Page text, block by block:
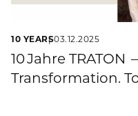
10 YEARS03.12.2025
10 Jahre TRATON
Transformation.